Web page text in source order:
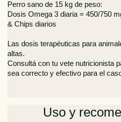
Perro sano de 15 kg de peso:
Dosis Omega 3 diaria = 450/750
& Chips diarios
Las dosis terapéuticas para
altas.
Consultá con tu vete nutricionista
sea correcto y efectivo para el
Uso y